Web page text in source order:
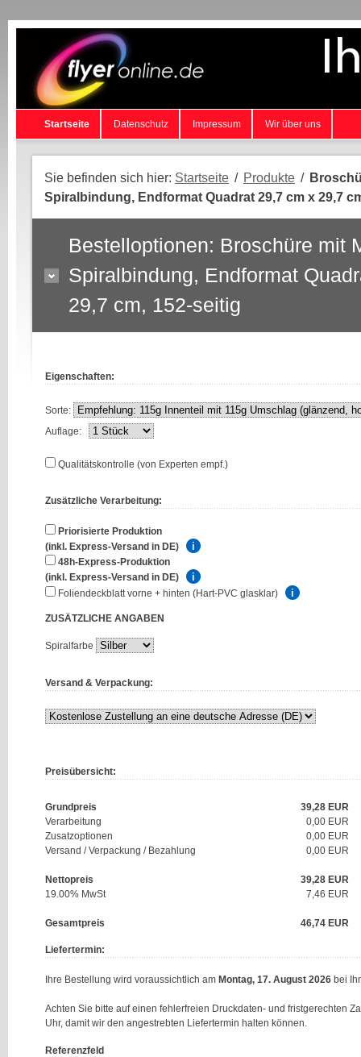
Startseite Datenschutz Impressum Wir über uns
Sie befinden sich hier: Startseite / Produkte /
Spiralbindung, Endformat Quadrat 29,7 cm x 29,7
Bestelloptionen: Broschüre mit
Spiralbindung, Endformat
29,7 cm, 152-seitig
Eigenschaften:
Sorte:
Auflage:
Qualitätskontrolle (von Experten empf.)
Zusätzliche Verarbeitung:
Priorisierte Produktion
(inkl. Express-Versand in DE)
48h-Express-Produktion
(inkl. Express-Versand in DE)
Foliendeckblatt vorne + hinten (Hart-PVC glasklar)
ZUSÄTZLICHE ANGABEN
Spiralfarbe
Versand & Verpackung:
Preisübersicht:
Grundpreis 39,28 EUR
Verarbeitung
0,00 EUR
Zusatzoptionen
0,00 EUR
Versand / Verpackung / Bezahlung
0,00 EUR
Nettopreis 39,28 EUR
19.00% MwSt
7,46 EUR
Gesamtpreis 46,74 EUR
Liefertermin:
Ihre Bestellung wird voraussichtlich am Montag, 17. August 2026 bei
Achten Sie bitte auf einen fehlerfreien Druckdaten- und fristgerechten
Uhr, damit wir den angestrebten Liefertermin halten können.
Referenzfeld